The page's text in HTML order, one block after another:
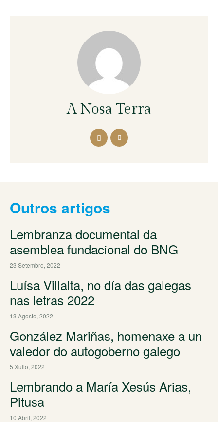
A Nosa Terra
Outros artigos
Lembranza documental da
asemblea fundacional do BNG
23 Setembro, 2022
Luísa Villalta, no día das galegas
nas letras 2022
13 Agosto, 2022
González Mariñas, homenaxe a un
valedor do autogoberno galego
5 Xullo, 2022
Lembrando a María Xesús Arias,
Pitusa
10 Abril, 2022